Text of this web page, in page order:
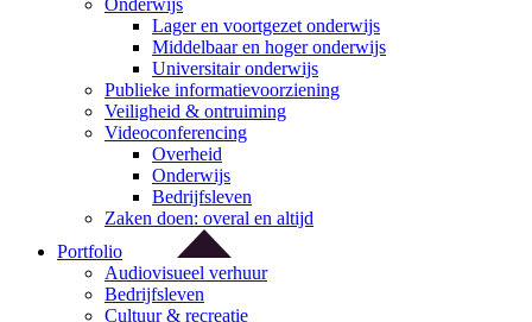
Onderwijs
Lager en voortgezet onderwijs
Middelbaar en hoger onderwijs
Universitair onderwijs
Publieke informatievoorziening
Veiligheid & ontruiming
Videoconferencing
Overheid
Onderwijs
Bedrijfsleven
Zaken doen: overal en altijd
Portfolio
Audiovisueel verhuur
Bedrijfsleven
Cultuur & recreatie